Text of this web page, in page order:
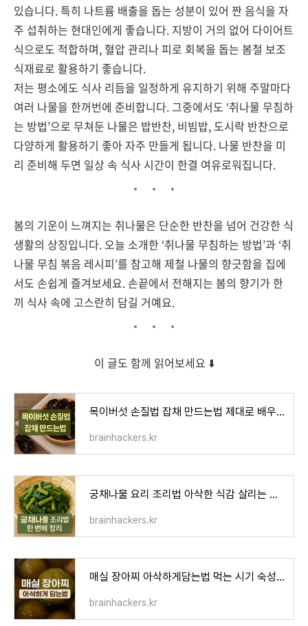
있습니다. 특히 나트륨 배출을 돕는 성분이 있어 짠 음식을 자
주 섭취하는 현대인에게 좋습니다. 지방이 거의 없어 다이어트
식으로도 적합하며, 혈압 관리나 피로 회복을 돕는 봄철 보조
식재료로 활용하기 좋습니다.
저는 평소에도 식사 리듬을 일정하게 유지하기 위해 주말마다
여러 나물을 한꺼번에 준비합니다. 그중에서도 ‘취나물 무침하
는 방법’으로 무쳐둔 나물은 밥반찬, 비빔밥, 도시락 반찬으로
다양하게 활용하기 좋아 자주 만들게 됩니다. 나물 반찬을 미
리 준비해 두면 일상 속 식사 시간이 한결 여유로워집니다.
봄의 기운이 느껴지는 취나물은 단순한 반찬을 넘어 건강한 식
생활의 상징입니다. 오늘 소개한 ‘취나물 무침하는 방법’과 ‘취
나물 무침 볶음 레시피’를 참고해 제철 나물의 향긋함을 집에
서도 손쉽게 즐겨보세요. 손끝에서 전해지는 봄의 향기가 한
끼 식사 속에 고스란히 담길 거예요.
이 글도 함께 읽어보세요 ⬇️
목이버섯 손질법 잡채 만드는법 제대로 배우기
brainhackers.kr
궁채나물 요리 조리법 아삭한 식감 살리는 비밀
brainhackers.kr
매실 장아찌 아삭하게담는법 먹는 시기 숙성기간 총정리
brainhackers.kr